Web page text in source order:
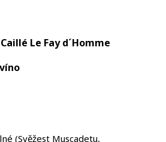
Le Fay d´Homme
(Svěžest Muscadetu,